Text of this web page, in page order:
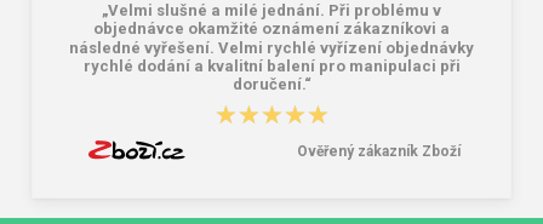
„Velmi slušné a milé jednání. Při problému v
objednávce okamžité oznámení zákazníkovi a
následné vyřešení. Velmi rychlé vyřízení objednávky
rychlé dodání a kvalitní balení pro manipulaci při
doručení.“
★★★★★
★★★★★
Ověřený zákazník Zboží